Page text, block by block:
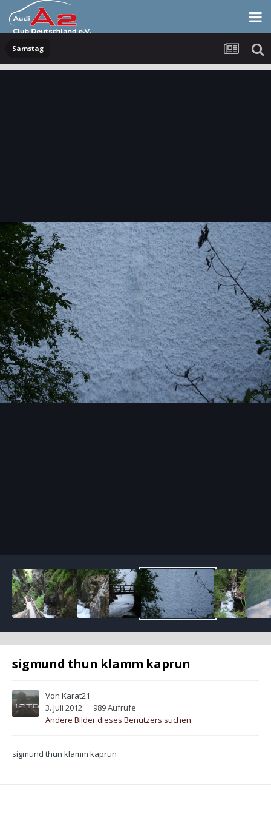
Samstag
sigmund thun klamm kaprun
Von Karat21
3. Juli 2012
989 Aufrufe
Andere Bilder dieses Benutzers suchen
sigmund thun klamm kaprun